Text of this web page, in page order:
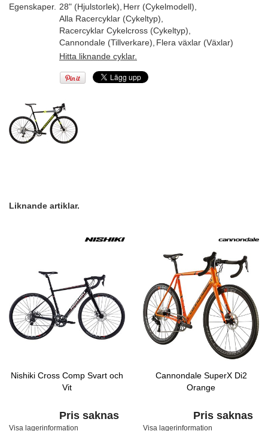
Egenskaper. 28" (Hjulstorlek) Herr (Cykelmodell)
Alla Racercyklar (Cykeltyp)
Racercyklar Cykelcross (Cykeltyp)
Cannondale (Tillverkare) Flera växlar (Växlar)
Hitta liknande cyklar.
Liknande artiklar.
Nishiki Cross Comp Svart och
Vit
Pris saknas
Visa lagerinformation
Cannondale SuperX Di2
Orange
Pris saknas
Visa lagerinformation